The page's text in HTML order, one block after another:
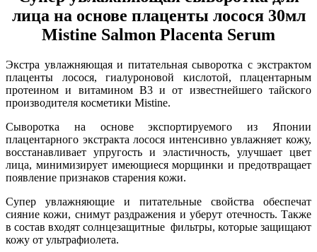
лица на основе плаценты лосося 30мл
Mistine Salmon Placenta Serum
Экстра увлажняющая и питательная сыворотка с экстрактом
плаценты лосося, гиалуроновой кислотой, плацентарным
протеином и витамином В3 и от известнейшего тайского
производителя косметики Mistine.
Сыворотка на основе экспортируемого из Японии
плацентарного экстракта лосося интенсивно увлажняет кожу,
восстанавливает упругость и эластичность, улучшает цвет
лица, минимизирует имеющиеся морщинки и предотвращает
появление признаков старения кожи.
Супер увлажняющие и питательные свойства обеспечат
сияние кожи, снимут раздражения и уберут отечность. Также
в состав входят солнцезащитные фильтры, которые защищают
кожу от ультрафиолета.